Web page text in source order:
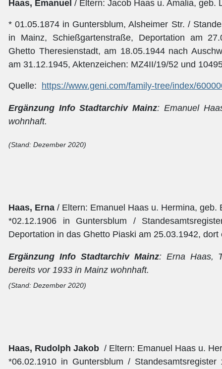
Haas, Emanuel / Eltern: Jacob Haas u. Amalia, geb.
* 01.05.1874 in Guntersblum, Alsheimer Str. /
in Mainz, Schießgartenstraße, Deportation am
Ghetto Theresienstadt, am 18.05.1944 nach
am 31.12.1945, Aktenzeichen: MZ4II/19/52 und
Quelle: https://www.geni.com/family-tree/index/
Ergänzung Info Stadtarchiv Mainz: Emanuel
wohnhaft.
(Stand: Dezember 2020)
Haas, Erna / Eltern: Emanuel Haas u. Hermina, geb.
*02.12.1906 in Guntersblum /
Deportation in das Ghetto Piaski am 25.03.1942, dort
Ergänzung Info Stadtarchiv Mainz: Erna Haas,
bereits vor 1933 in Mainz wohnhaft.
(Stand: Dezember 2020)
Haas, Rudolph Jakob / Eltern: Emanuel Haas u.
*06.02.1910 in Guntersblum /